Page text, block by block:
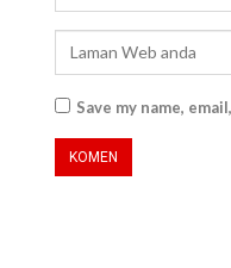
Save my name,